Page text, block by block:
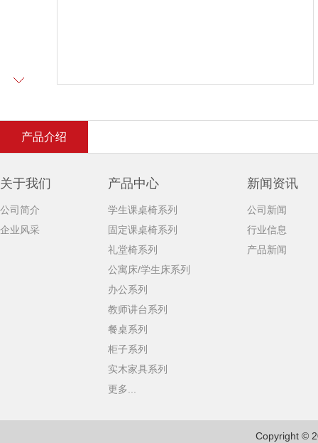
产品介绍
关于我们
公司简介
企业风采
产品中心
学生课桌椅系列
固定课桌椅系列
礼堂椅系列
公寓床/学生床系列
办公系列
教师讲台系列
餐桌系列
柜子系列
实木家具系列
更多...
新闻资讯
公司新闻
行业信息
产品新闻
Copyright ©